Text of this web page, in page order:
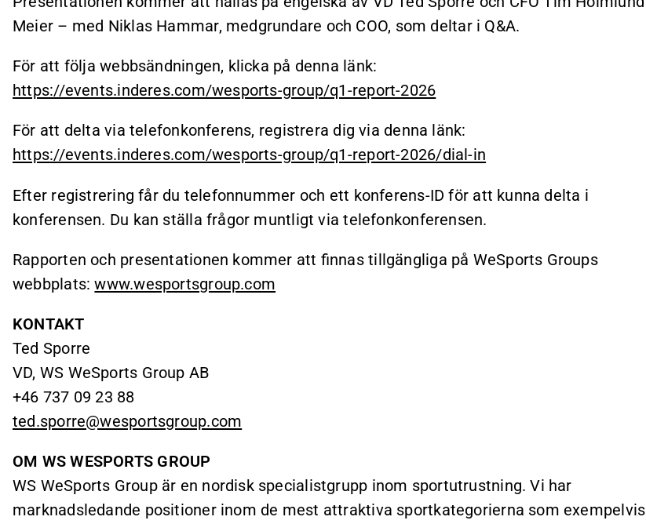
Meier – med Niklas Hammar, medgrundare och COO, som deltar i Q&A.
För att följa webbsändningen, klicka på denna länk:
https://events.inderes.com/wesports-group/q1-report-2026
För att delta via telefonkonferens, registrera dig via denna länk:
https://events.inderes.com/wesports-group/q1-report-2026/dial-in
Efter registrering får du telefonnummer och ett konferens-ID för att kunna delta i
konferensen. Du kan ställa frågor muntligt via telefonkonferensen.
Rapporten och presentationen kommer att finnas tillgängliga på WeSports Groups
webbplats:www.wesportsgroup.com
KONTAKT
Ted Sporre
VD, WS WeSports Group AB
+46 737 09 23 88
ted.sporre@wesportsgroup.com
OM WS WESPORTS GROUP
WS WeSports Group är en nordisk specialistgrupp inom sportutrustning. Vi har
marknadsledande positioner inom de mest attraktiva sportkategorierna som exempelvis